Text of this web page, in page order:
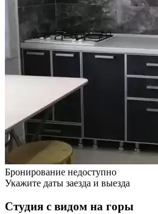
Бронирование недоступно
Укажите даты заезда и выезда
Студия с видом на горы